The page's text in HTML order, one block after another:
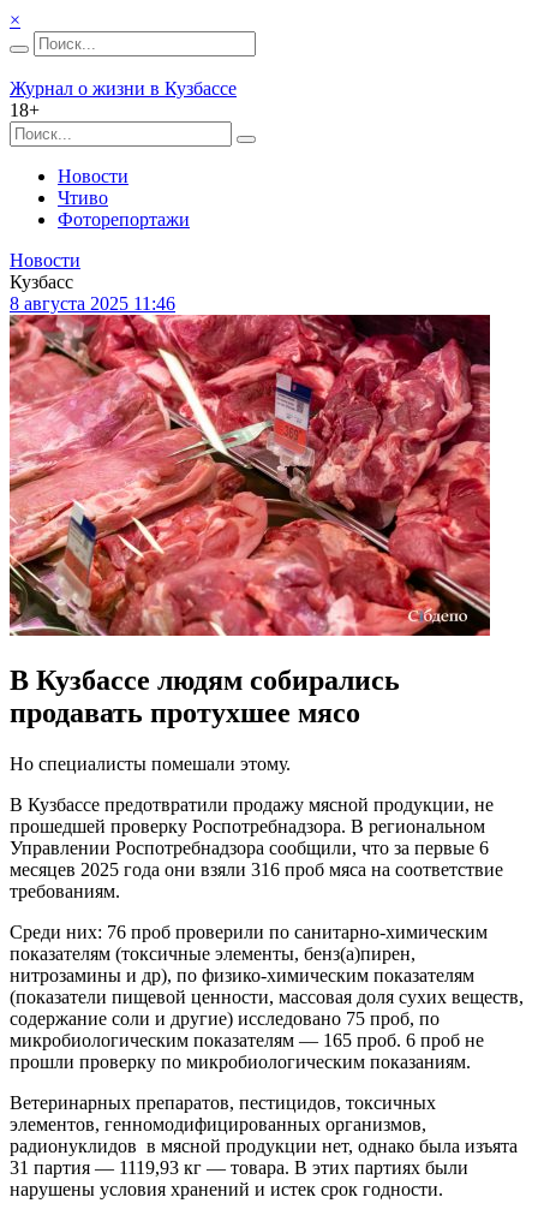
×
Журнал о жизни в Кузбассе
18+
Новости
Чтиво
Фоторепортажи
Новости
Кузбасс
8 августа 2025 11:46
В Кузбассе людям собирались
продавать протухшее мясо
Но специалисты помешали этому.
В Кузбассе предотвратили продажу мясной продукции, не
прошедшей проверку Роспотребнадзора. В региональном
Управлении Роспотребнадзора сообщили, что за первые 6
месяцев 2025 года они взяли 316 проб мяса на соответствие
требованиям.
Среди них: 76 проб проверили по санитарно-химическим
показателям (токсичные элементы, бенз(а)пирен,
нитрозамины и др), по физико-химическим показателям
(показатели пищевой ценности, массовая доля сухих веществ,
содержание соли и другие) исследовано 75 проб, по
микробиологическим показателям — 165 проб. 6 проб не
прошли проверку по микробиологическим показаниям.
Ветеринарных препаратов, пестицидов, токсичных
элементов, генномодифицированных организмов,
радионуклидов в мясной продукции нет, однако была изъята
31 партия — 1119,93 кг — товара. В этих партиях были
нарушены условия хранений и истек срок годности.